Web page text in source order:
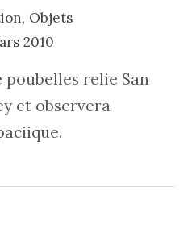
, Objets
2010
relie San
et observera